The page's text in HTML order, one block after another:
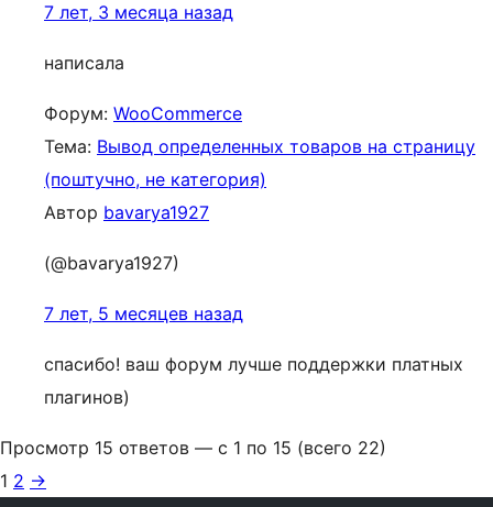
7 лет, 3 месяца назад
написала
Форум: WooCommerce
Тема: Вывод определенных товаров на страницу
(поштучно, не категория)
Автор bavarya1927
(@bavarya1927)
7 лет, 5 месяцев назад
спасибо! ваш форум лучше поддержки платных
плагинов)
Просмотр 15 ответов — с 1 по 15 (всего 22)
1 2 →